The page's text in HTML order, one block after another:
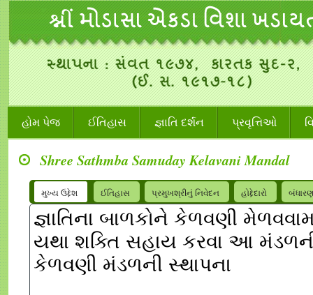
હોમ પેજ ઈતિહાસ જ્ઞાતિ દર્શન પ્રવૃત્તિઓ
Shree Sathmba Samuday Kelavani Mandal
મુખ્ય ઉદ્દેશ ઈતિહાસ પ્રમુખશ્રીનું નિવેદન હોદ્દેદારો બંધારણ
જ્ઞાતિના બાળકોને કેળવણી
યથા શક્તિ સહાય કરવા આ
કેળવણી મંડળની સ્થાપના